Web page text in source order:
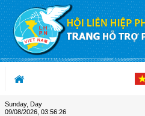
Skip to Content
Sunday, Day
09/08/2026 03:56:26